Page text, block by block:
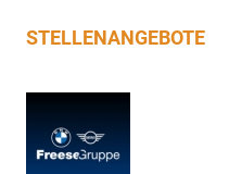
STELLENANGEBOTE